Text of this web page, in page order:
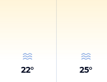
22° 25°